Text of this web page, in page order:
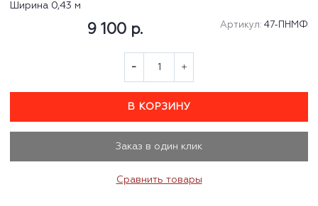
Ширина 0,43 м
Артикул: 47-ПНМФ
9 100 р.
В КОРЗИНУ
Заказ в один клик
Сравнить товары